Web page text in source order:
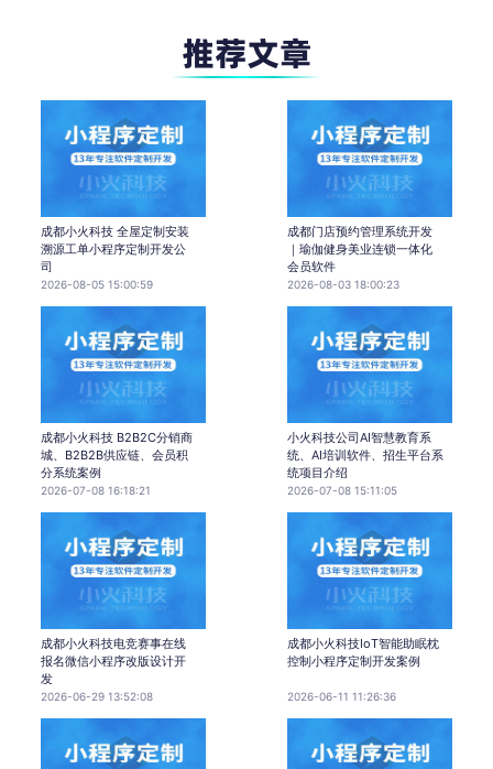
成都小火科技 全屋定制安装
溯源工单小程序定制开发公
司
2026-08-05 15:00:59
成都门店预约管理系统开发
｜瑜伽健身美业连锁一体化
会员软件
2026-08-03 18:00:23
成都小火科技 B2B2C分销商
城、B2B2B供应链、会员积
分系统案例
2026-07-08 16:18:21
小火科技公司AI智慧教育系
统、AI培训软件、招生平台系
统项目介绍
2026-07-08 15:11:05
成都小火科技电竞赛事在线
报名微信小程序改版设计开
发
2026-06-29 13:52:08
成都小火科技IoT智能助眠枕
控制小程序定制开发案例
2026-06-11 11:26:36